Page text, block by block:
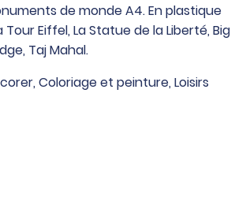
de monde A4. En plastique
Eiffel, La Statue de la Liberté, Big
Taj Mahal.
, Coloriage et peinture, Loisirs